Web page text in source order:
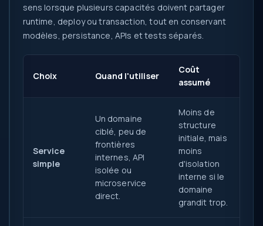
sens lorsque plusieurs capacités doivent partager
runtime, deploy ou transaction, tout en conservant
modèles, persistance, APIs et tests séparés.
Choix Quand l'utiliser
Coût
assumé
Service
simple
Un domaine
ciblé, peu de
frontières
internes, API
isolée ou
microservice
direct.
Moins de
structure
initiale, mais
moins
d'isolation
interne si le
domaine
grandit trop.